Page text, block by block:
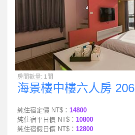
房間數量: 1間
海景樓中樓六人房 206
純住宿定價 NT$： 14800
純住宿平日價 NT$： 10800
純住宿假日價 NT$： 12800